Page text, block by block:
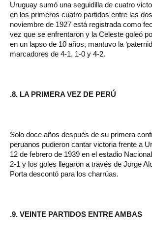
Uruguay sumó una seguidilla de cuatro
en los primeros cuatro partidos entre las
noviembre de 1927 está registrada como
vez que se enfrentaron y la Celeste goleó
en un lapso de 10 años, mantuvo la
marcadores de 4-1, 1-0 y 4-2.
.8. LA PRIMERA VEZ DE PERÚ
Solo doce años después de su primera
peruanos pudieron cantar victoria frente a
12 de febrero de 1939 en el estadio
2-1 y los goles llegaron a través de Jorge
Porta descontó para los charrúas.
.9. VEINTE PARTIDOS ENTRE AMBAS